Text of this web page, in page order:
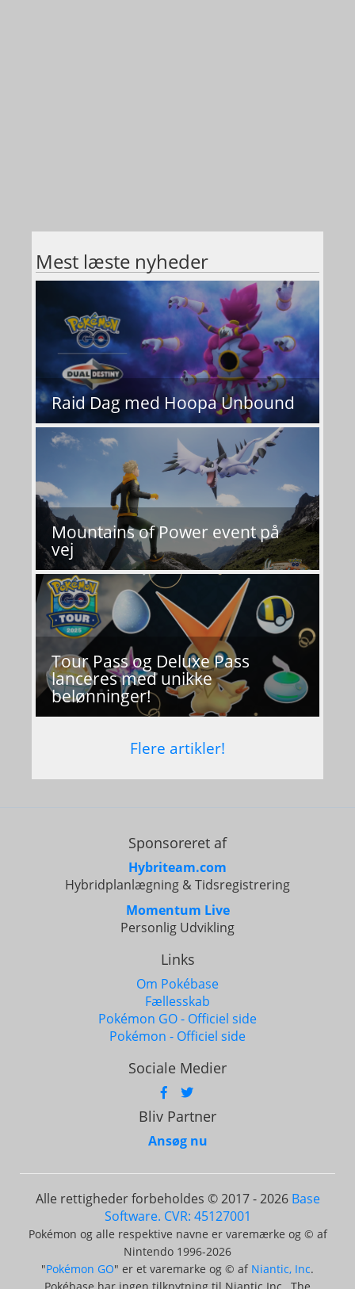
Mest læste nyheder
Raid Dag med Hoopa Unbound
Mountains of Power event på
vej
Tour Pass og Deluxe Pass
lanceres med unikke
belønninger!
Flere artikler!
Sponsoreret af
Hybriteam.com
Hybridplanlægning & Tidsregistrering
Momentum Live
Personlig Udvikling
Links
Om Pokébase
Fællesskab
Pokémon GO - Officiel side
Pokémon - Officiel side
Sociale Medier
Bliv Partner
Ansøg nu
Alle rettigheder forbeholdes © 2017 - 2026 Base
Software. CVR: 45127001
Pokémon og alle respektive navne er varemærke og © af
Nintendo 1996-2026
"Pokémon GO" er et varemarke og © af Niantic, Inc.
Pokébase har ingen tilknytning til Niantic Inc., The